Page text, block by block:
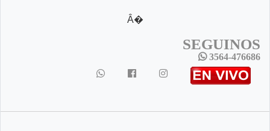
Â�
SEGUINOS
3564-476686